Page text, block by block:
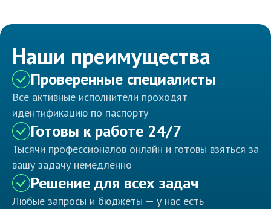
Наши преимущества
Проверенные специалисты
Все активные исполнители проходят
идентификацию по паспорту
Готовы к работе 24/7
Тысячи профессионалов онлайн и готовы взяться за
вашу задачу немедленно
Решение для всех задач
Любые запросы и бюджеты — у нас есть